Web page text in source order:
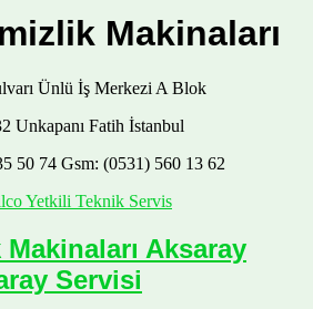
Makinaları
Ünlü İş Merkezi A Blok
Unkapanı Fatih İstanbul
50 74 Gsm: (0531) 560 13 62
Yetkili Teknik Servis
Aksaray
Servisi